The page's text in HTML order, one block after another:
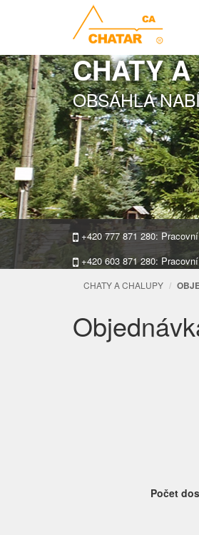
CHATY
OBSÁHLÁ
+420 777 871 280:
+420 603 871 280:
CHATY A CHALUPY
Počet